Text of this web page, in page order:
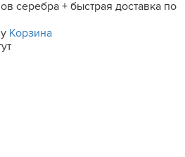
серебра + быстрая доставка по
Корзина